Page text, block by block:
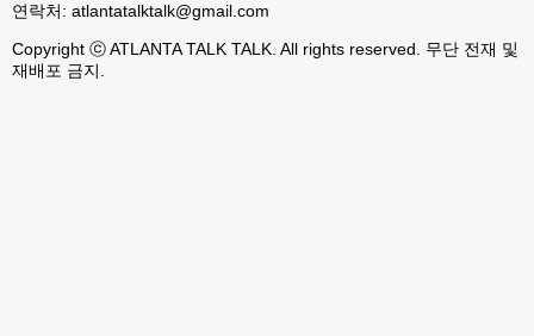
연락처: atlantatalktalk@gmail.com
Copyright ⓒ ATLANTA TALK TALK. All rights reserved. 무단 전재 및
재배포 금지.